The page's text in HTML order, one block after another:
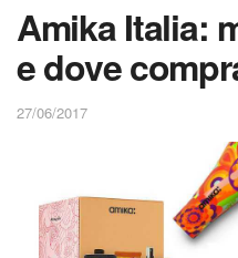
Amika Italia:
e dove
27/06/2017